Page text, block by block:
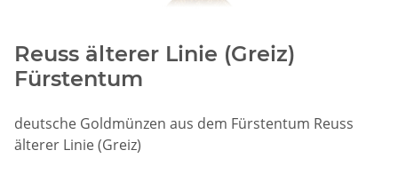
Reuss älterer Linie (Greiz)
Fürstentum
deutsche Goldmünzen aus dem Fürstentum Reuss
älterer Linie (Greiz)